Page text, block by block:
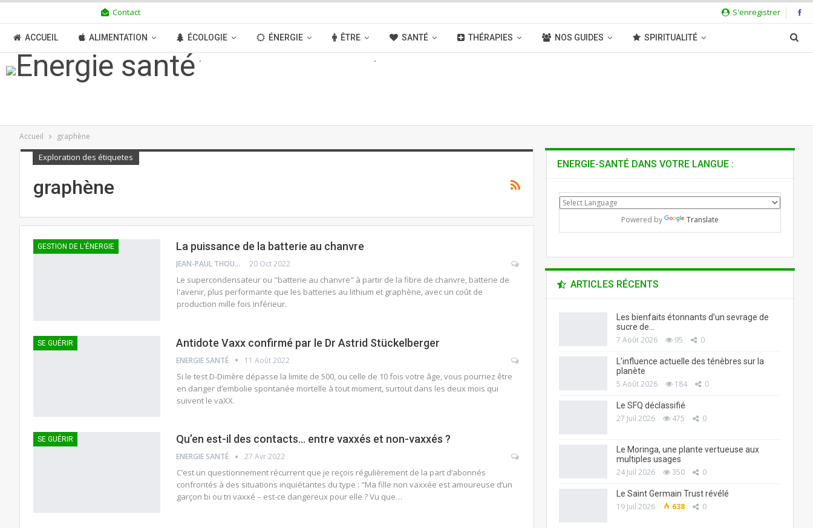
S'enregistrer
Contact
ACCUEIL ALIMENTATION ÉCOLOGIE ÉNERGIE ÊTRE SANTÉ THÉRAPIES NOS GUIDES SPIRITUALITÉ
TRANSITION BOUTIQUE MÉDIAS
Accueil graphène
Exploration des étiquetes
graphène
GESTION DE L'ÉNERGIE La puissance de la batterie au chanvre
JEAN-PAUL THOUNY 20 Oct 2022
Le supercondensateur ou "batterie au chanvre" à partir de la fibre de chanvre, batterie de
l'avenir, plus performante que les batteries au lithium et graphène, avec un coût de
production mille fois inférieur.
SE GUÉRIR Antidote Vaxx confirmé par le Dr Astrid Stückelberger
ENERGIE SANTÉ 11 Août 2022
Si le test D-Dimère dépasse la limite de 500, ou celle de 10 fois votre âge, vous pourriez être
en danger d’embolie spontanée mortelle à tout moment, surtout dans les deux mois qui
suivent le vaXX.
SE GUÉRIR Qu’en est-il des contacts… entre vaxxés et non-vaxxés ?
ENERGIE SANTÉ 27 Avr 2022
C’est un questionnement récurrent que je reçois régulièrement de la part d’abonnés
confrontés à des situations inquiétantes du type : "Ma fille non vaxxée est amoureuse d’un
garçon bi ou tri vaxxé – est-ce dangereux pour elle ? Vu que…
ENERGIE-SANTÉ DANS VOTRE LANGUE :
Powered by Translate
ARTICLES RÉCENTS
Les bienfaits étonnants d’un sevrage de
sucre de…
7 Août 2026 95 0
L’influence actuelle des ténèbres sur la
planète
5 Août 2026 184 0
Le SFQ déclassifié
27 Juil 2026 475 0
Le Moringa, une plante vertueuse aux
multiples usages
24 Juil 2026 350 0
Le Saint Germain Trust révélé
19 Juil 2026 638 0